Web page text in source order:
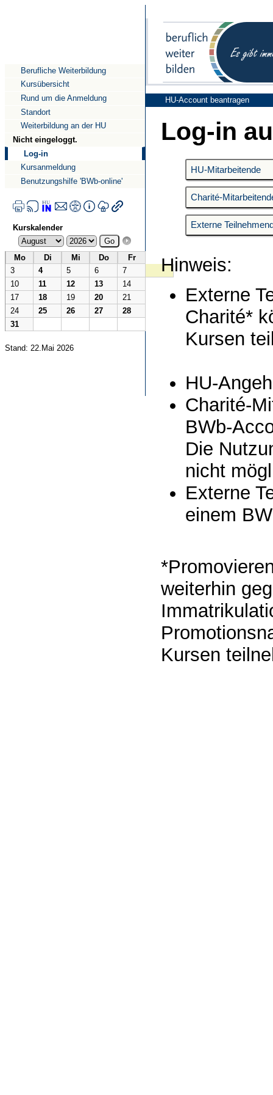
Berufliche Weiterbildung
Kursübersicht
Rund um die Anmeldung
Standort
Weiterbildung an der HU
Nicht eingeloggt.
Log-in
Kursanmeldung
Benutzungshilfe 'BWb-online'
Kurskalender
Mo Di Mi Do
Fr
3
4 5 6
7
10
11 12 13
14
17
18 19 20
21
24
25 26 27
28
31
Stand: 22.Mai 2026
HU-Account beantragen
Log-in
Hinweis:
Externe
Charité*
Kursen
HU-
Charité-
BWb-
Die
nicht
Externe
einem
weiterhin
Kursen